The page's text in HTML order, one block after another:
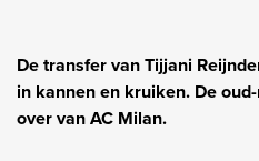
De transfer van Tijjani
in kannen en kruiken. De
over van AC Milan.